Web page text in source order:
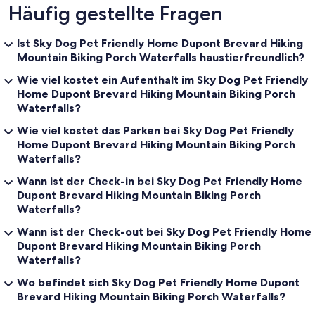
Häufig gestellte Fragen
Ist Sky Dog Pet Friendly Home Dupont Brevard Hiking
Mountain Biking Porch Waterfalls haustierfreundlich?
Wie viel kostet ein Aufenthalt im Sky Dog Pet Friendly
Home Dupont Brevard Hiking Mountain Biking Porch
Waterfalls?
Wie viel kostet das Parken bei Sky Dog Pet Friendly
Home Dupont Brevard Hiking Mountain Biking Porch
Waterfalls?
Wann ist der Check-in bei Sky Dog Pet Friendly Home
Dupont Brevard Hiking Mountain Biking Porch
Waterfalls?
Wann ist der Check-out bei Sky Dog Pet Friendly Home
Dupont Brevard Hiking Mountain Biking Porch
Waterfalls?
Wo befindet sich Sky Dog Pet Friendly Home Dupont
Brevard Hiking Mountain Biking Porch Waterfalls?